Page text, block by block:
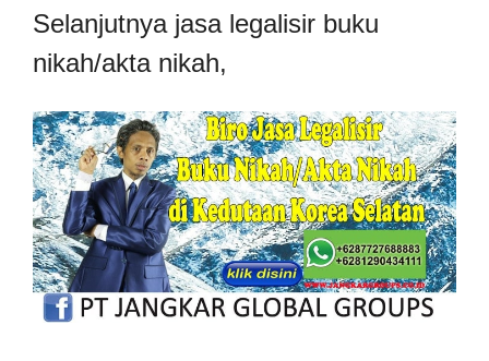
Selanjutnya jasa legalisir buku
nikah/akta nikah,